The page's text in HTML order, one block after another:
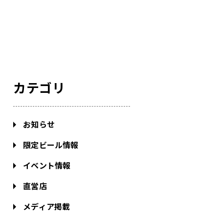
カテゴリ
お知らせ
限定ビール情報
イベント情報
直営店
メディア掲載